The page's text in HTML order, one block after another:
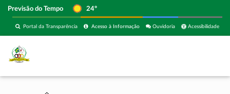
Previsão do Tempo 24º
Acessibilidade
Ouvidoria
Acesso à Informação
Portal da Transparência